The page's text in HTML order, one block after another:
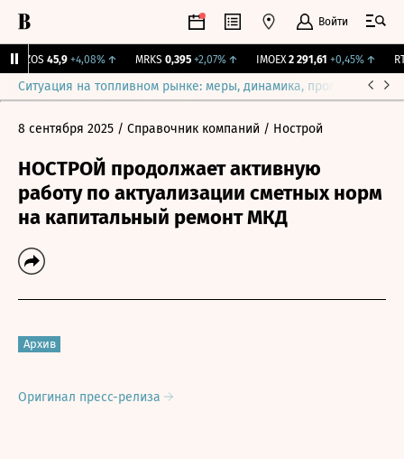
Войти
KZOS 45,9 +4,08%↑ MRKS 0,395 +2,07%↑ IMOEX 2 291,61 +0,45%↑
Ситуация на топливном рынке: меры, динамика, прогнозы
8 сентября 2025 / Справочник компаний / Нострой
НОСТРОЙ продолжает активную
работу по актуализации сметных норм
на капитальный ремонт МКД
Архив
Оригинал пресс-релиза